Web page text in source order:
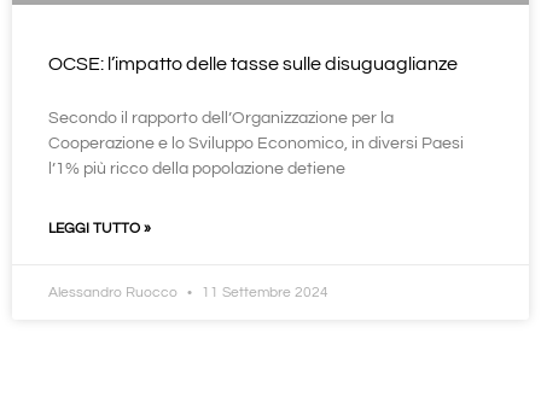
OCSE: l’impatto delle tasse sulle disuguaglianze
Secondo il rapporto dell’Organizzazione per la
Cooperazione e lo Sviluppo Economico, in diversi Paesi
l’1% più ricco della popolazione detiene
LEGGI TUTTO »
Alessandro Ruocco 11 Settembre 2024